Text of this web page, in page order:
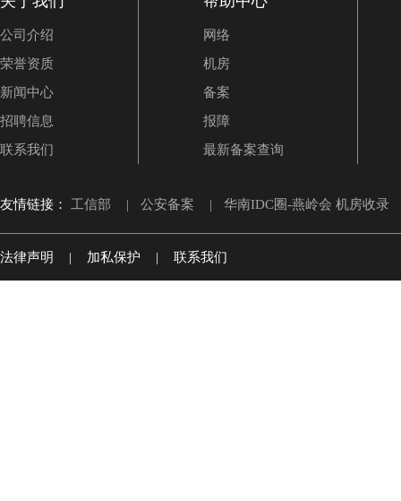
公司介绍
荣誉资质
新闻中心
招聘信息
联系我们
网络
机房
备案
报障
最新备案查询
友情链接： 工信部 | 公安备案 | 华南IDC圈-燕岭会 机房收录
法律声明 | 加私保护 | 联系我们